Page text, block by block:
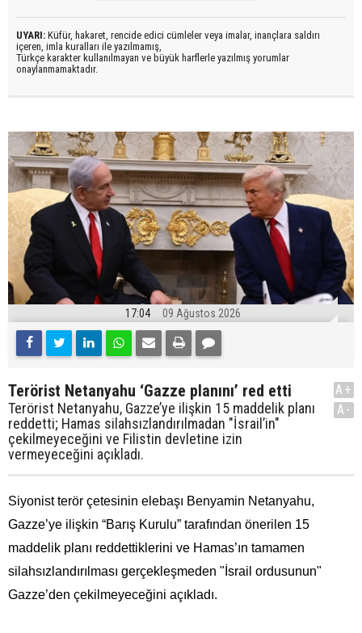
UYARI: Küfür, hakaret, rencide edici cümleler veya imalar, inançlara saldırı
içeren, imla kuralları ile yazılmamış,
Türkçe karakter kullanılmayan ve büyük harflerle yazılmış yorumlar
onaylanmamaktadır.
17:04 09 Ağustos 2026
Terörist Netanyahu ‘Gazze planını’ red etti
Terörist Netanyahu, Gazze’ye ilişkin 15 maddelik planı
reddetti; Hamas silahsızlandırılmadan "İsrail’in"
çekilmeyeceğini ve Filistin devletine izin
vermeyeceğini açıkladı.
A+
A-
Siyonist terör çetesinin elebaşı Benyamin Netanyahu,
Gazze’ye ilişkin “Barış Kurulu” tarafından önerilen 15
maddelik planı reddettiklerini ve Hamas’ın tamamen
silahsızlandırılması gerçekleşmeden "İsrail ordusunun"
Gazze’den çekilmeyeceğini açıkladı.